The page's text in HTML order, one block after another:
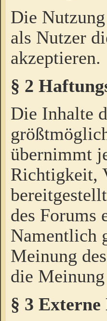
Die
als Nutzer
akzeptieren.
§ 2
Die Inhalte
übernimmt
Richtigkeit,
des Forums
Namentlich
Meinung
die
§ 3